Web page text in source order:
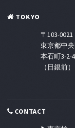
TOKYO
〒103-0021
東京都中
本石町3-2-
（日銀前
CONTACT